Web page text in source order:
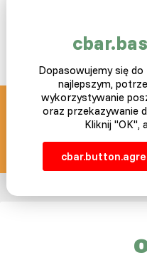
Dopasowujemy się
najlepszym,
wykorzystywanie
oraz przekazywanie
Kliknij "OK",